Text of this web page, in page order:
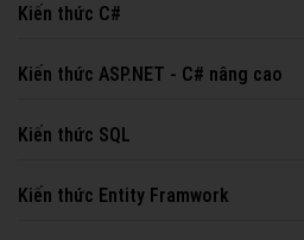
Kiến thức C#
Kiến thức ASP.NET - C# nâng cao
Kiến thức SQL
Kiến thức Entity Framwork